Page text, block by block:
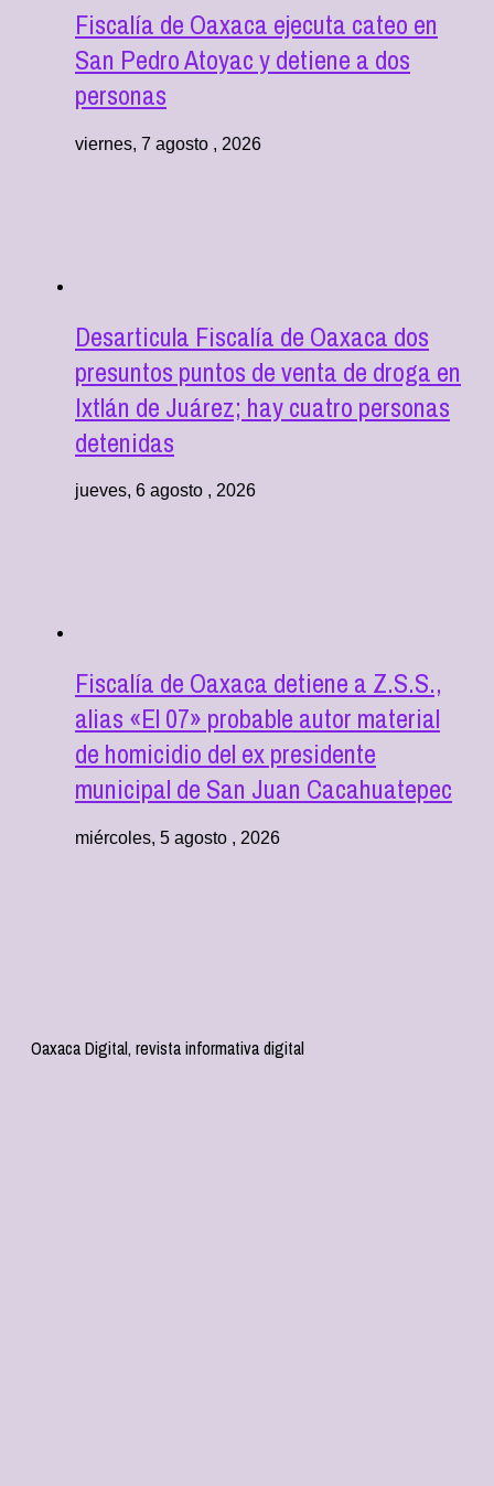
Fiscalía de Oaxaca ejecuta cateo en
San Pedro Atoyac y detiene a dos
personas
viernes, 7 agosto , 2026
Desarticula Fiscalía de Oaxaca dos
presuntos puntos de venta de droga en
Ixtlán de Juárez; hay cuatro personas
detenidas
jueves, 6 agosto , 2026
Fiscalía de Oaxaca detiene a Z.S.S.,
alias «El 07» probable autor material
de homicidio del ex presidente
municipal de San Juan Cacahuatepec
miércoles, 5 agosto , 2026
Oaxaca Digital, revista informativa digital